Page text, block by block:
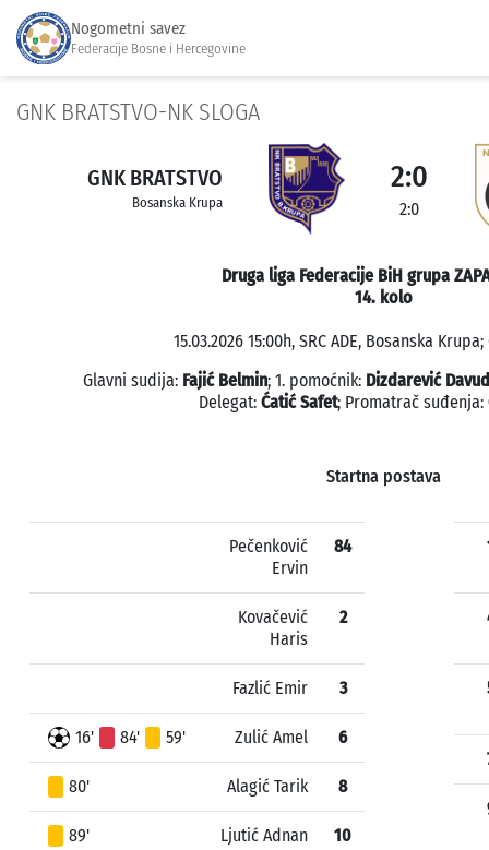
Nogometni savez
Federacije Bosne i Hercegovine
GNK BRATSTVO-NK SLOGA
GNK BRATSTVO
Bosanska Krupa
2:0
2:0
Druga liga Federacije BiH grupa
14. kolo
15.03.2026 15:00h, SRC ADE, Bosanska
Glavni sudija: Fajić Belmin; 1. pomoćnik: Dizdarević Davud
Delegat: Ćatić Safet; Promatrač suđenja:
Startna postava
Pečenković
Ervin
84
Kovačević
Haris
2
Fazlić Emir 3
16' 84' 59' Zulić Amel 6
80' Alagić Tarik 8
89' Ljutić Adnan 10